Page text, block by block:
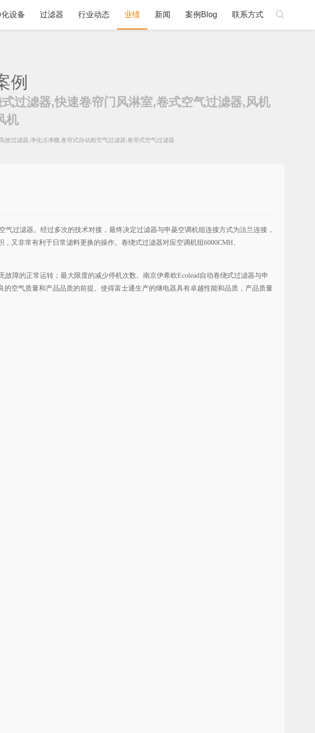

设备 过滤器 行业动态 业绩 新闻 案例Blog 联系方式
例
过滤器,快速卷帘门风淋室,卷式空气过滤器,风机
机
过滤器,净化洁净棚,卷帘式自动粗空气过滤器,卷帘式空气过滤器
过滤器。经过多次的技术对接，最终决定过滤器与申菱空调机组连接方式为法兰连接，
又非常有利于日常滤料更换的操作。卷绕式过滤器对应空调机组6000CMH、
障的正常运转；最大限度的减少停机次数。南京伊希欧Ecolead自动卷绕式过滤器与申
空气质量和产品品质的前提。使得富士通生产的继电器具有卓越性能和品质，产品质量